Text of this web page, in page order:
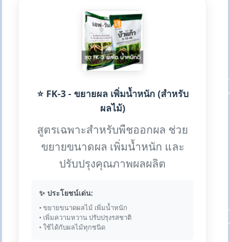
⭐ FK-3 - ขยายผล เพิ่มน้ำหนัก (สำหรับ
ผลไม้)
สูตรเฉพาะสำหรับพืชออกผล ช่วย
ขยายขนาดผล เพิ่มน้ำหนัก และ
ปรับปรุงคุณภาพผลผลิต
✨ ประโยชน์เด่น:
• ขยายขนาดผลไม้ เพิ่มน้ำหนัก
• เพิ่มความหวาน ปรับปรุงรสชาติ
• ใช้ได้กับผลไม้ทุกชนิด